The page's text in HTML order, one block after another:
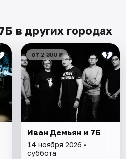
в других городах
от 2 300 ₽
Иван Демьян и 7Б
14 ноября 2026 •
суббота